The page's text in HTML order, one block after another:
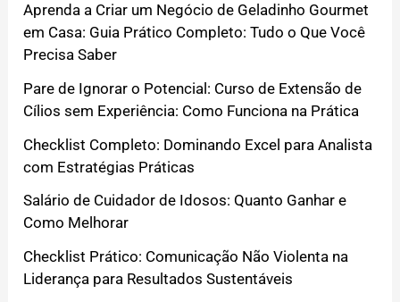
Aprenda a Criar um Negócio de Geladinho Gourmet
em Casa: Guia Prático Completo: Tudo o Que Você
Precisa Saber
Pare de Ignorar o Potencial: Curso de Extensão de
Cílios sem Experiência: Como Funciona na Prática
Checklist Completo: Dominando Excel para Analista
com Estratégias Práticas
Salário de Cuidador de Idosos: Quanto Ganhar e
Como Melhorar
Checklist Prático: Comunicação Não Violenta na
Liderança para Resultados Sustentáveis